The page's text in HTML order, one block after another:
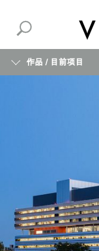
作品 / 目前项目